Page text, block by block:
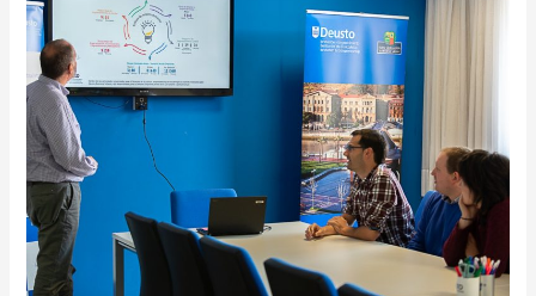
cómo
fue
la
visita
a
DeustoKabi!